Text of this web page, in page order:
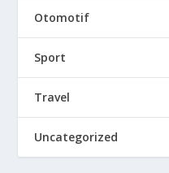
Otomotif
Sport
Travel
Uncategorized